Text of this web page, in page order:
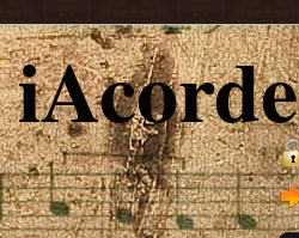
iAcorde